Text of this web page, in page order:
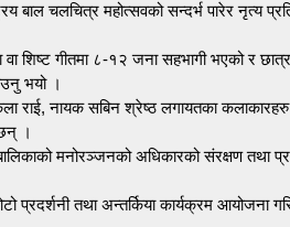
चलचित्र महोत्सवको सन्दर्भ पारेर नृत्य
शिष्ट गीतमा ८-१२ जना सहभागी भएको र
भयो ।
राई, नायक सबिन श्रेष्ठ लगायतका
।
मनोरञ्जनको अधिकारको संरक्षण तथा
प्रदर्शनी तथा अन्तर्किया कार्यक्रम आयोजना